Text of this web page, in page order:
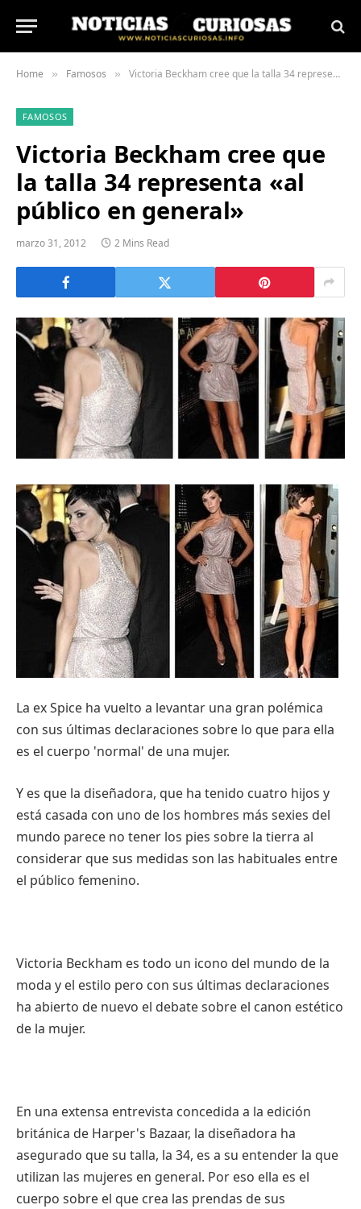
Home » Famosos » Victoria Beckham cree que la talla 34 representa «al público en general»
FAMOSOS
Victoria Beckham cree que
la talla 34 representa «al
público en general»
marzo 31, 2012 2 Mins Read
La ex Spice ha vuelto a levantar una gran polémica
con sus últimas declaraciones sobre lo que para ella
es el cuerpo 'normal' de una mujer.
Y es que la diseñadora, que ha tenido cuatro hijos y
está casada con uno de los hombres más sexies del
mundo parece no tener los pies sobre la tierra al
considerar que sus medidas son las habituales entre
el público femenino.
Victoria Beckham es todo un icono del mundo de la
moda y el estilo pero con sus últimas declaraciones
ha abierto de nuevo el debate sobre el canon estético
de la mujer.
En una extensa entrevista concedida a la edición
británica de Harper's Bazaar, la diseñadora ha
asegurado que su talla, la 34, es a su entender la que
utilizan las mujeres en general. Por eso ella es el
cuerpo sobre el que crea las prendas de sus